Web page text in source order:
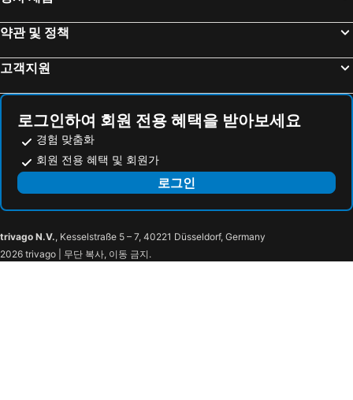
포 포인츠 바이 쉐라톤 푸총
Napzbox
수방 밸리 호텔
M World Hotel
FOX Lite Hotel DPulze Cyberjaya
Seeds Hotel Shah Alam Section 19
암팡 포인트 스타 호텔
The Concept Hotel Pjcc - Near Sunway Lagoon
Hotel Sunsurya
CapsuleTransit MAX - Airport Hotel - Landside, Public Area - Gateway KLIA T2, Lvl 2M
Trefoil Setia Alam B32
약관 및 정책
고객지원
로그인하여 회원 전용 혜택을 받아보세요
경험 맞춤화
회원 전용 혜택 및 회원가
로그인
trivago N.V., Kesselstraße 5 – 7, 40221 Düsseldorf, Germany
2026 trivago | 무단 복사, 이동 금지.